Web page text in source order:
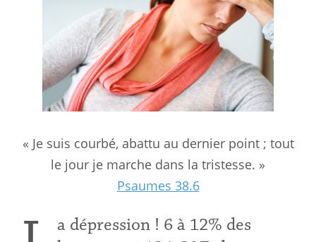
« Je suis courbé, abattu au dernier point ; tout
le jour je marche dans la tristesse. »
Psaumes 38.6
a dépression ! 6 à 12% des